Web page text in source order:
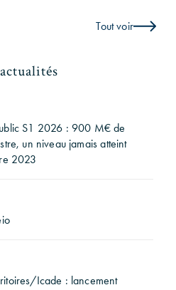
Tout voir
S1 2026 : 900 M€ de
un niveau jamais atteint
2023
Icade : lancement